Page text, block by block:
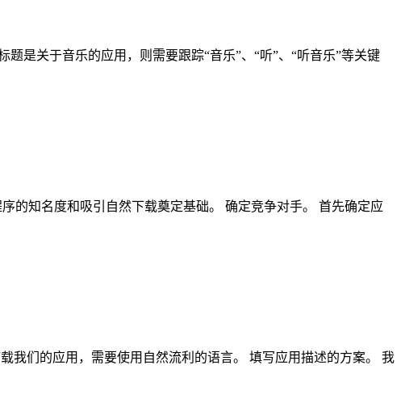
是关于音乐的应用，则需要跟踪“音乐”、“听”、“听音乐”等关键
的知名度和吸引自然下载奠定基础。 确定竞争对手。 首先确定应
我们的应用，需要使用自然流利的语言。 填写应用描述的方案。 我